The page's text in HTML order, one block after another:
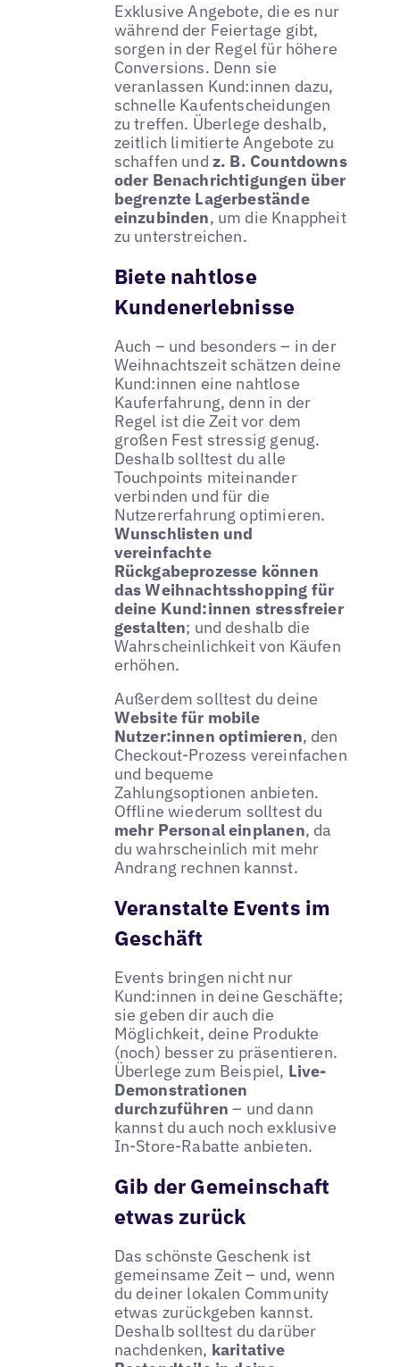
Exklusive Angebote, die es nur
während der Feiertage gibt,
sorgen in der Regel für höhere
Conversions. Denn sie
veranlassen Kund:innen dazu,
schnelle Kaufentscheidungen
zu treffen. Überlege deshalb,
zeitlich limitierte Angebote zu
schaffen und z. B. Countdowns
oder Benachrichtigungen über
begrenzte Lagerbestände
einzubinden, um die Knappheit
zu unterstreichen.
Biete nahtlose
Kundenerlebnisse
Auch – und besonders – in der
Weihnachtszeit schätzen deine
Kund:innen eine nahtlose
Kauferfahrung, denn in der
Regel ist die Zeit vor dem
großen Fest stressig genug.
Deshalb solltest du alle
Touchpoints miteinander
verbinden und für die
Nutzererfahrung optimieren.
Wunschlisten und
vereinfachte
Rückgabeprozesse können
das Weihnachtsshopping für
deine Kund:innen stressfreier
gestalten; und deshalb die
Wahrscheinlichkeit von Käufen
erhöhen.
Außerdem solltest du deine
Website für mobile
Nutzer:innen optimieren, den
Checkout-Prozess vereinfachen
und bequeme
Zahlungsoptionen anbieten.
Offline wiederum solltest du
mehr Personal einplanen, da
du wahrscheinlich mit mehr
Andrang rechnen kannst.
Veranstalte Events im
Geschäft
Events bringen nicht nur
Kund:innen in deine Geschäfte;
sie geben dir auch die
Möglichkeit, deine Produkte
(noch) besser zu präsentieren.
Überlege zum Beispiel, Live-
Demonstrationen
durchzuführen– und dann
kannst du auch noch exklusive
In-Store-Rabatte anbieten.
Gib der Gemeinschaft
etwas zurück
Das schönste Geschenk ist
gemeinsame Zeit – und, wenn
du deiner lokalen Community
etwas zurückgeben kannst.
Deshalb solltest du darüber
nachdenken, karitative